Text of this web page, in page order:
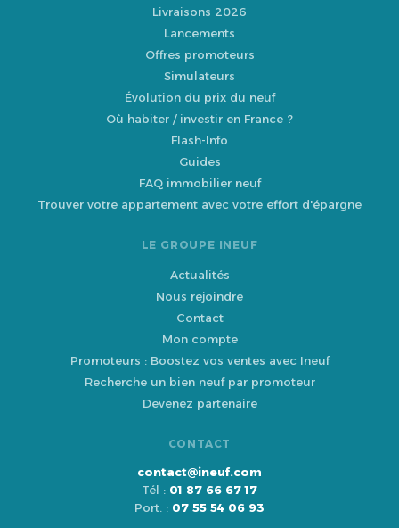
Livraisons 2026
Lancements
Offres promoteurs
Simulateurs
Évolution du prix du neuf
Où habiter / investir en France ?
Flash-Info
Guides
FAQ immobilier neuf
Trouver votre appartement avec votre effort d'épargne
LE GROUPE INEUF
Actualités
Nous rejoindre
Contact
Mon compte
Promoteurs : Boostez vos ventes avec Ineuf
Recherche un bien neuf par promoteur
Devenez partenaire
CONTACT
contact@ineuf.com
Tél : 01 87 66 67 17
Port. : 07 55 54 06 93